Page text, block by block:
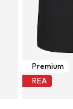
Premium
REA